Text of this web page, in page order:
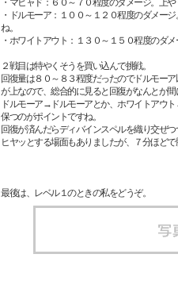
・マヒャド：６０～７０程度のダメージ。上
・ドルモーア：１００～１２０程度のダメー
ね。
・ホワイトアウト：１３０～１５０程度のダ
２戦目は特やくそうを買い込んで挑戦。
回復量は８０～８３程度だったのでドルモー
が上なので、総合的に見ると回復がなんとか間
ドルモーア→ドルモーアとか、ホワイトアウ
保つのがポイントですね。
回復が済んだらディバインスペルを織り交ぜつ
ヒヤッとする場面もありましたが、７分ほどで
最後は、レベル１のときの私をどうぞ。